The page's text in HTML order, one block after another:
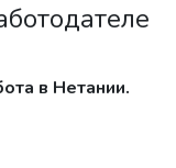
в Нетании.